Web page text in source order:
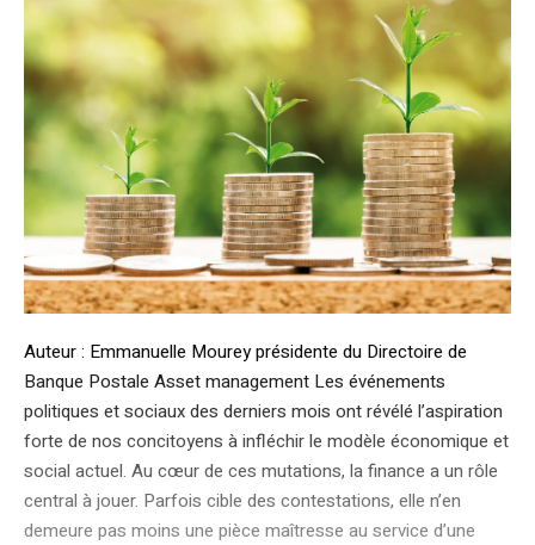
Auteur : Emmanuelle Mourey présidente du Directoire de
Banque Postale Asset management Les événements
politiques et sociaux des derniers mois ont révélé l’aspiration
forte de nos concitoyens à infléchir le modèle économique et
social actuel. Au cœur de ces mutations, la finance a un rôle
central à jouer. Parfois cible des contestations, elle n’en
demeure pas moins une pièce maîtresse au service d’une